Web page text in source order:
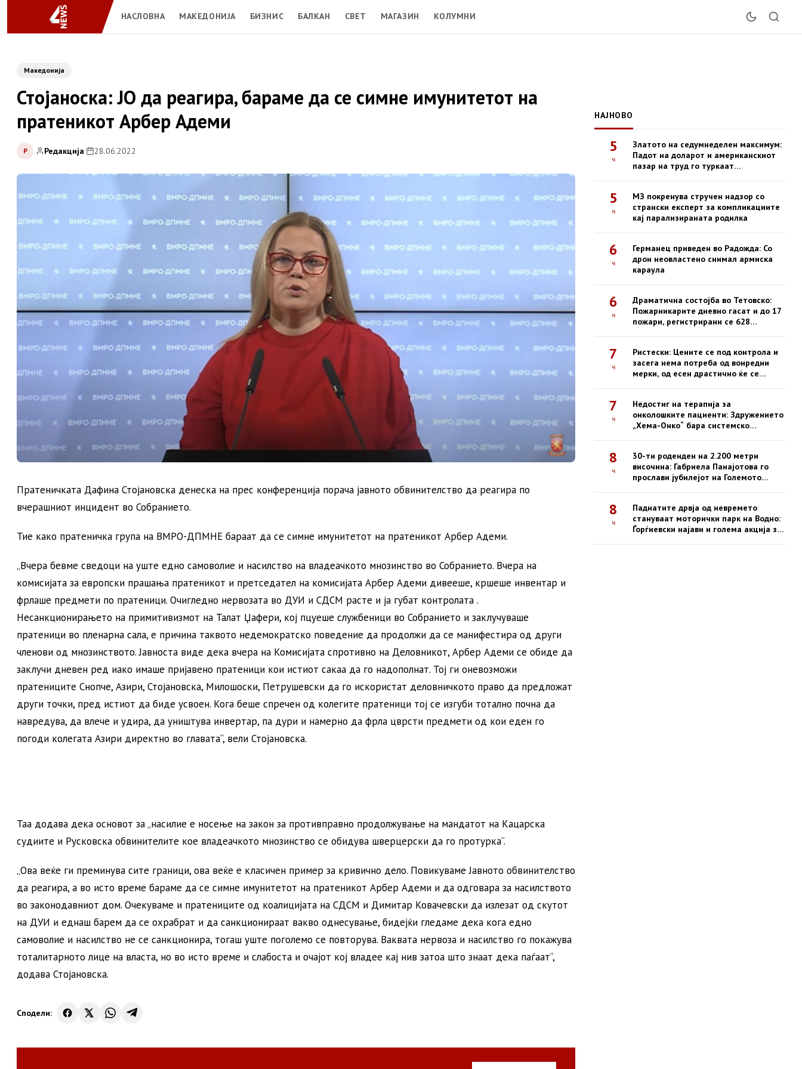
НАСЛОВНА МАКЕДОНИЈА БИЗНИС БАЛКАН СВЕТ МАГАЗИН КОЛУМНИ
Македонија
Стојаноска: ЈО да реагира, бараме да се симне имунитетот на
пратеникот Арбер Адеми
Р Редакција| 28.06.2022
Пратеничката Дафина Стојановска денеска на прес конференција порача јавното обвинителство да реагира по
вчерашниот инцидент во Собранието.
Тие како пратеничка група на ВМРО-ДПМНЕ бараат да се симне имунитетот на пратеникот Арбер Адеми.
„Вчера бевме сведоци на уште едно самоволие и насилство на владеачкото мнозинство во Собранието. Вчера на
комисијата за европски прашања пратеникот и претседател на комисијата Арбер Адеми дивееше, кршеше инвентар и
фрлаше предмети по пратеници. Очигледно нервозата во ДУИ и СДСМ расте и ја губат контролата .
Несанкционирањето на примитивизмот на Талат Џафери, кој пцуеше службеници во Собранието и заклучуваше
пратеници во пленарна сала, е причина таквото недемократско поведение да продолжи да се манифестира од други
членови од мнозинството. Јавноста виде дека вчера на Комисијата спротивно на Деловникот, Арбер Адеми се обиде да
заклучи дневен ред иако имаше пријавено пратеници кои истиот сакаа да го надополнат. Тој ги оневозможи
пратениците Снопче, Азири, Стојановска, Милошоски, Петрушевски да го искористат деловничкото право да предложат
други точки, пред истиот да биде усвоен. Кога беше спречен од колегите пратеници тој се изгуби тотално почна да
навредува, да влече и удира, да уништува инвертар, па дури и намерно да фрла цврсти предмети од кои еден го
погоди колегата Азири директно во главата“, вели Стојановска.
Таа додава дека основот за „насилие е носење на закон за противправно продолжување на мандатот на Кацарска
судиите и Русковска обвинителите кое владеачкото мнозинство се обидува шверцерски да го протурка“.
„Ова веќе ги преминува сите граници, ова веќе е класичен пример за кривично дело. Повикуваме Јавното обвинителство
да реагира, а во исто време бараме да се симне имунитетот на пратеникот Арбер Адеми и да одговара за насилството
во законодавниот дом. Очекуваме и пратениците од коалицијата на СДСМ и Димитар Ковачевски да излезат од скутот
на ДУИ и еднаш барем да се охрабрат и да санкционираат вакво однесување, бидејќи гледаме дека кога едно
самоволие и насилство не се санкционира, тогаш уште поголемо се повторува. Ваквата нервоза и насилство го покажува
тоталитарното лице на власта, но во исто време и слабоста и очајот кој владее кај нив затоа што знаат дека паѓаат“,
додава Стојановска.
Сподели:
НАЈНОВО
5
ч
Златото на седумнеделен максимум:
Падот на доларот и американскиот
пазар на труд го туркаат
5
ч
МЗ покренува стручен надзор со
странски експерт за компликациите
кај парализираната родилка
6
ч
Германец приведен во Радожда: Со
дрон неовластено снимал армиска
караула
6
ч
Драматична состојба во Тетовско:
Пожарникарите дневно гасат и до 17
пожари, регистрирани се 628
7
ч
Ристески: Цените се под контрола и
засега нема потреба од вонредни
мерки, од есен драстично ќе се
7
ч
Недостиг на терапија за
онколошките пациенти: Здружението
„Хема-Онко“ бара системско
8
ч
30-ти роденден на 2.200 метри
височина: Габриела Панајотова го
прослави јубилејот на Големото
8
ч
Паднатите дрвја од невремето
стануваат моторички парк на Водно:
Ѓорѓиевски најави и голема акција за